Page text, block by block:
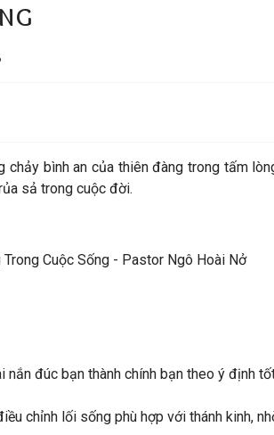
bình an của thiên đàng trong tấm
sả trong cuộc đời.
Trong Cuộc Sống - Pastor Ngô Hoài Nở
đúc bạn thành chính bạn theo ý định
chỉnh lối sống phù hợp với thánh kinh,